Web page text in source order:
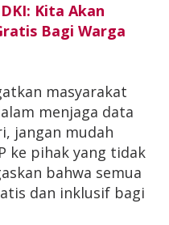
Kita Akan
Bagi Warga
masyarakat
menjaga data
jangan mudah
ke pihak yang tidak
bahwa semua
dan inklusif bagi